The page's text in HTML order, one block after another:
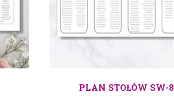
PLAN STOŁÓW SW-8